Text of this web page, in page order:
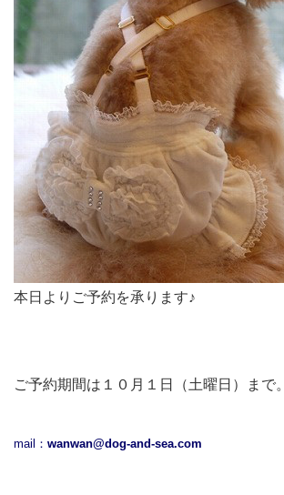
本日よりご予約を承ります♪
ご予約期間は１０月１日（土曜日）まで。
mail： wanwan@dog-and-sea.com